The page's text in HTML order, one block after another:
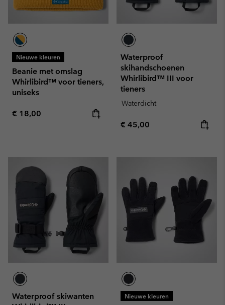
Nieuwe kleuren
Beanie met omslag
Whirlibird™ voor tieners,
uniseks
Regular price:
€ 18,00
Waterproof
skihandschoenen
Whirlibird™ III voor
tieners
Waterdicht
Regular price:
€ 45,00
Waterproof skiwanten
Nieuwe kleuren